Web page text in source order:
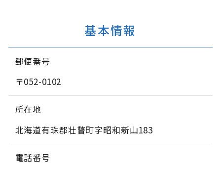
基本情報
郵便番号
〒052-0102
所在地
北海道有珠郡壮瞥町字昭和新山183
電話番号